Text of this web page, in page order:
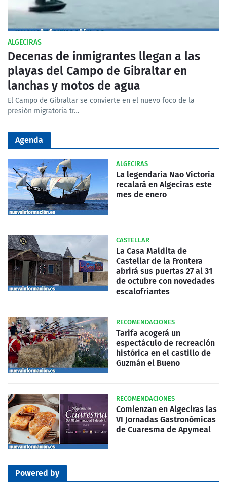
ALGECIRAS
Decenas de inmigrantes llegan a las
playas del Campo de Gibraltar en
lanchas y motos de agua
El Campo de Gibraltar se convierte en el nuevo foco de la
presión migratoria tr…
Agenda
ALGECIRAS
La legendaria Nao Victoria
recalará en Algeciras este
mes de enero
CASTELLAR
La Casa Maldita de
Castellar de la Frontera
abrirá sus puertas 27 al 31
de octubre con novedades
escalofriantes
RECOMENDACIONES
Tarifa acogerá un
espectáculo de recreación
histórica en el castillo de
Guzmán el Bueno
RECOMENDACIONES
Comienzan en Algeciras las
VI Jornadas Gastronómicas
de Cuaresma de Apymeal
Powered by